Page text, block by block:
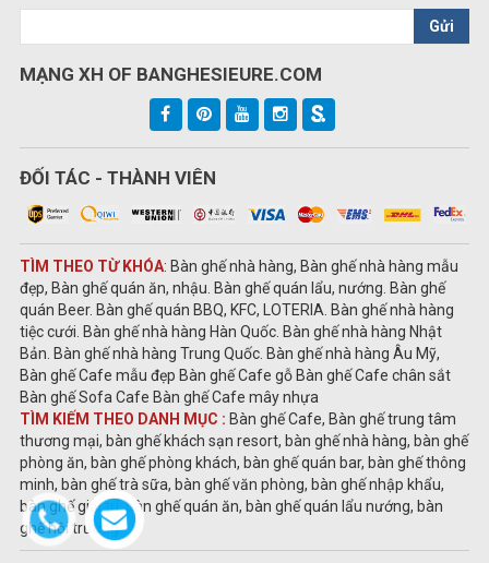
Gửi
MẠNG XH OF BANGHESIEURE.COM
ĐỐI TÁC - THÀNH VIÊN
TÌM THEO TỪ KHÓA: Bàn ghế nhà hàng, Bàn ghế nhà hàng mẫu
đẹp, Bàn ghế quán ăn, nhậu. Bàn ghế quán lẩu, nướng. Bàn ghế
quán Beer. Bàn ghế quán BBQ, KFC, LOTERIA. Bàn ghế nhà hàng
tiệc cưới. Bàn ghế nhà hàng Hàn Quốc. Bàn ghế nhà hàng Nhật
Bản. Bàn ghế nhà hàng Trung Quốc. Bàn ghế nhà hàng Âu Mỹ,
Bàn ghế Cafe mẫu đẹp Bàn ghế Cafe gỗ Bàn ghế Cafe chân sắt
Bàn ghế Sofa Cafe Bàn ghế Cafe mây nhựa
TÌM KIẾM THEO DANH MỤC : Bàn ghế Cafe, Bàn ghế trung tâm
thương mại, bàn ghế khách sạn resort, bàn ghế nhà hàng, bàn ghế
phòng ăn, bàn ghế phòng khách, bàn ghế quán bar, bàn ghế thông
minh, bàn ghế trà sữa, bàn ghế văn phòng, bàn ghế nhập khẩu,
bàn ghế giải trí, bàn ghế quán ăn, bàn ghế quán lẩu nướng, bàn
ghế hội trường